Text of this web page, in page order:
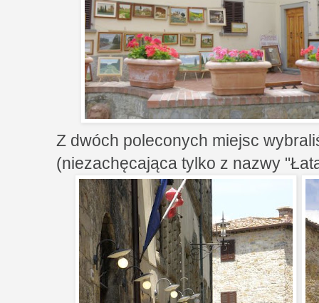
Z dwóch poleconych miejsc
(niezachęcająca tylko z nazwy